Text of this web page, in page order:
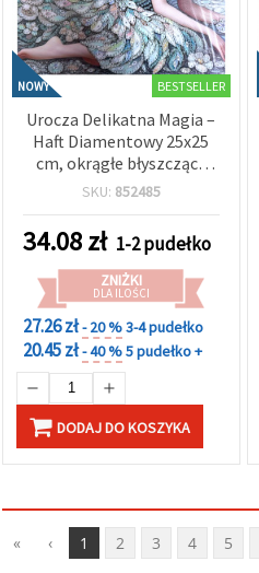
NOWY BESTSELLER
Urocza Delikatna Magia –
Haft Diamentowy 25x25
cm, okrągłe błyszczące
diamenciki, częściowe
ramka – YY106
SKU: 852485
34.08zł 1-2 pudełko
ZNIŻKI
DLA ILOŚCI
27.26 zł- 20 %3-4 pudełko
20.45 zł- 40 %5 pudełko +
DODAJ DO KOSZYKA
« ‹ 1 2 3 4 5